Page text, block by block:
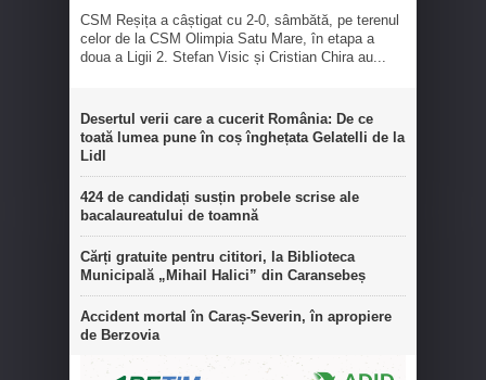
CSM Reșița a câștigat cu 2-0, sâmbătă, pe terenul
celor de la CSM Olimpia Satu Mare, în etapa a
doua a Ligii 2. Stefan Visic și Cristian Chira au...
Desertul verii care a cucerit România: De ce
toată lumea pune în coș înghețata Gelatelli de la
Lidl
424 de candidați susțin probele scrise ale
bacalaureatului de toamnă
Cărți gratuite pentru cititori, la Biblioteca
Municipală „Mihail Halici” din Caransebeș
Accident mortal în Caraș-Severin, în apropiere
de Berzovia